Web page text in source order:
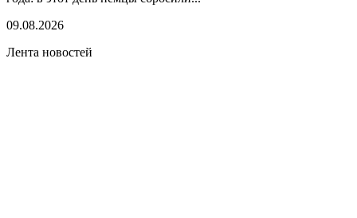
09.08.2026
Лента новостей